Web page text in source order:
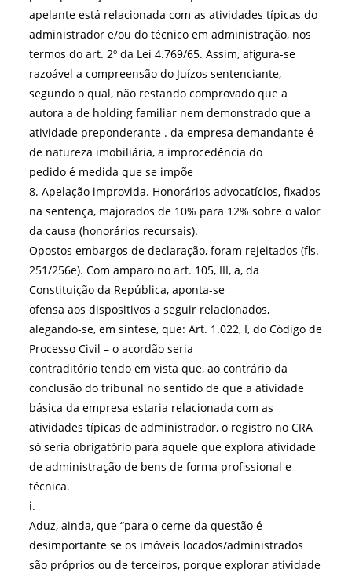
apelante está relacionada com as atividades típicas do
administrador e/ou do técnico em administração, nos
termos do art. 2º da Lei 4.769/65. Assim, afigura-se
razoável a compreensão do Juízos sentenciante,
segundo o qual, não restando comprovado que a
autora a de holding familiar nem demonstrado que a
atividade preponderante . da empresa demandante é
de natureza imobiliária, a improcedência do
pedido é medida que se impõe
8. Apelação improvida. Honorários advocatícios, fixados
na sentença, majorados de 10% para 12% sobre o valor
da causa (honorários recursais).
Opostos embargos de declaração, foram rejeitados (fls.
251/256e). Com amparo no art. 105, III, a, da
Constituição da República, aponta-se
ofensa aos dispositivos a seguir relacionados,
alegando-se, em síntese, que: Art. 1.022, I, do Código de
Processo Civil – o acordão seria
contraditório tendo em vista que, ao contrário da
conclusão do tribunal no sentido de que a atividade
básica da empresa estaria relacionada com as
atividades típicas de administrador, o registro no CRA
só seria obrigatório para aquele que explora atividade
de administração de bens de forma profissional e
técnica.
i.
Aduz, ainda, que “para o cerne da questão é
desimportante se os imóveis locados/administrados
são próprios ou de terceiros, porque explorar atividade